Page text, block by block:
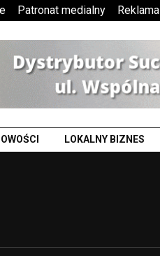
Patronat medialny Reklama
LOKALNY BIZNES